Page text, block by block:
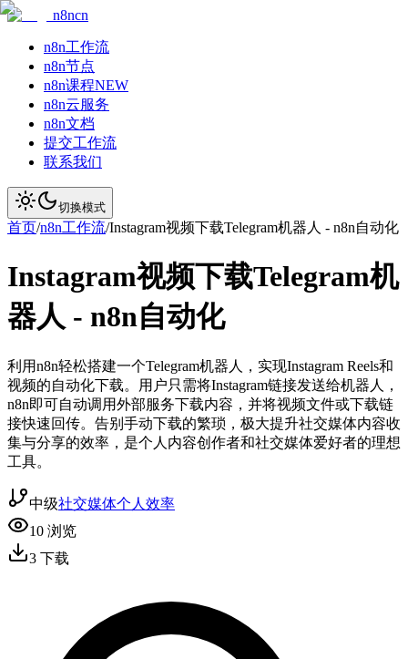
n8ncn
n8n工作流
n8n节点
n8n课程NEW
n8n云服务
n8n文档
提交工作流
联系我们
切换模式
首页/n8n工作流/Instagram视频下载Telegram机器人 - n8n自动化
Instagram视频下载Telegram机
器人 - n8n自动化
利用n8n轻松搭建一个Telegram机器人，实现Instagram Reels和
视频的自动化下载。用户只需将Instagram链接发送给机器人，
n8n即可自动调用外部服务下载内容，并将视频文件或下载链
接快速回传。告别手动下载的繁琐，极大提升社交媒体内容收
集与分享的效率，是个人内容创作者和社交媒体爱好者的理想
工具。
中级社交媒体个人效率
10 浏览
3 下载